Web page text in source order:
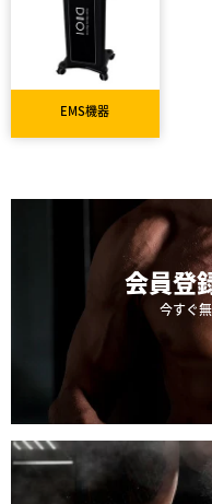
EMS機器
会員登
今すぐ